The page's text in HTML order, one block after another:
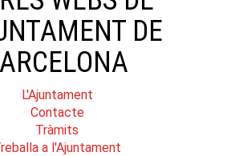
DE
L'Ajuntament
Contacte
Tràmits
a l'Ajuntament